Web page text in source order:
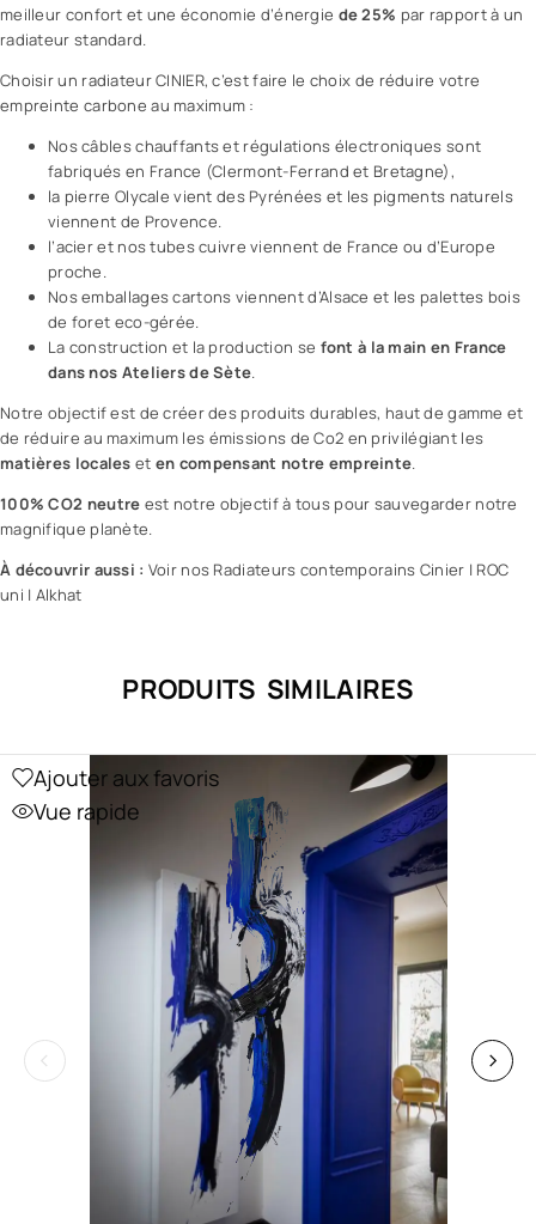
meilleur confort et une économie d’énergie de 25% par rapport à un
radiateur standard.
Choisir un radiateur CINIER, c’est faire le choix de réduire votre
empreinte carbone au maximum :
Nos câbles chauffants et régulations électroniques sont
fabriqués en France (Clermont-Ferrand et Bretagne),
la pierre Olycale vient des Pyrénées et les pigments naturels
viennent de Provence.
l’acier et nos tubes cuivre viennent de France ou d’Europe
proche.
Nos emballages cartons viennent d’Alsace et les palettes bois
de foret eco-gérée.
La construction et la production se font à la main en France
dans nos Ateliers de Sète.
Notre objectif est de créer des produits durables, haut de gamme et
de réduire au maximum les émissions de Co2 en privilégiant les
matières locales et en compensant notre empreinte.
100% CO2 neutre est notre objectif à tous pour sauvegarder notre
magnifique planète.
À découvrir aussi : Voir nos Radiateurs contemporains Cinier | ROC
uni | Alkhat
PRODUITS SIMILAIRES
Ajouter aux favoris
Vue rapide